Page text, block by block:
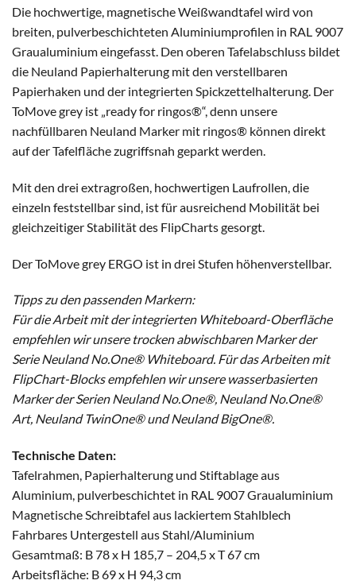
Die hochwertige, magnetische Weißwandtafel wird von
breiten, pulverbeschichteten Aluminiumprofilen in RAL 9007
Graualuminium eingefasst. Den oberen Tafelabschluss bildet
die Neuland Papierhalterung mit den verstellbaren
Papierhaken und der integrierten Spickzettelhalterung. Der
ToMove grey ist „ready for ringos®“, denn unsere
nachfüllbaren Neuland Marker mit ringos® können direkt
auf der Tafelfläche zugriffsnah geparkt werden.
Mit den drei extragroßen, hochwertigen Laufrollen, die
einzeln feststellbar sind, ist für ausreichend Mobilität bei
gleichzeitiger Stabilität des FlipCharts gesorgt.
Der ToMove grey ERGO ist in drei Stufen höhenverstellbar.
Tipps zu den passenden Markern:
Für die Arbeit mit der integrierten Whiteboard-Oberfläche
empfehlen wir unsere trocken abwischbaren Marker der
Serie Neuland No.One® Whiteboard. Für das Arbeiten mit
FlipChart-Blocks empfehlen wir unsere wasserbasierten
Marker der Serien Neuland No.One®, Neuland No.One®
Art, Neuland TwinOne® und Neuland BigOne®.
Technische Daten:
Tafelrahmen, Papierhalterung und Stiftablage aus
Aluminium, pulverbeschichtet in RAL 9007 Graualuminium
Magnetische Schreibtafel aus lackiertem Stahlblech
Fahrbares Untergestell aus Stahl/Aluminium
Gesamtmaß: B 78 x H 185,7 – 204,5 x T 67 cm
Arbeitsfläche: B 69 x H 94,3 cm